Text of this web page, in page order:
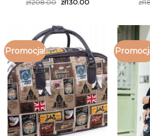
zł208.00 zł130.00
zł
Promocja!